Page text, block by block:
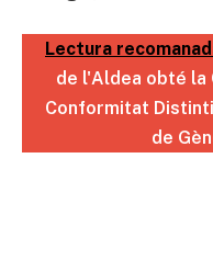
Lectura
de l'Aldea obté
Conformitat
de